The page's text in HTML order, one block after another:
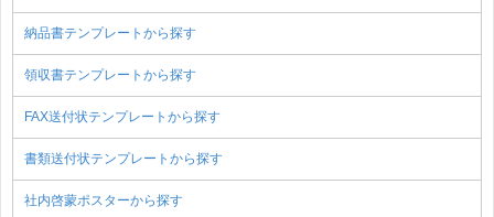
納品書テンプレートから探す
領収書テンプレートから探す
FAX送付状テンプレートから探す
書類送付状テンプレートから探す
社内啓蒙ポスターから探す